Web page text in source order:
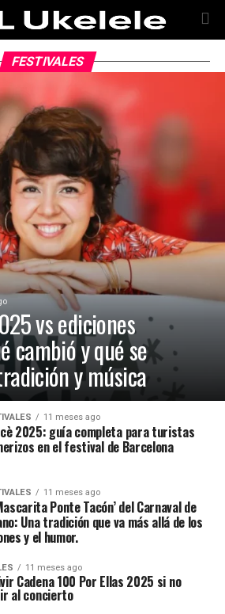
FESTIVALES
vs ediciones
cambió y qué se
y música
11 meses ago
2025: guía completa para turistas
en el festival de Barcelona
11 meses ago
Ponte Tacón’ del Carnaval de
Una tradición que va más allá de los
y el humor.
11 meses ago
Cadena 100 Por Ellas 2025 si no
al concierto